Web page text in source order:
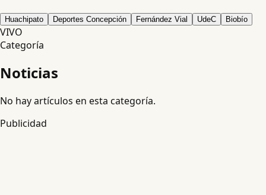
Huachipato Deportes Concepción Fernández Vial UdeC Biobío
VIVO
Categoría
Noticias
No hay artículos en esta categoría.
Publicidad